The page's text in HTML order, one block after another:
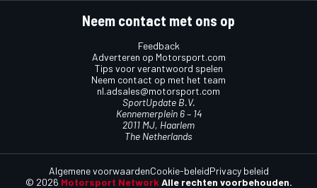
Neem contact met ons op
Feedback
Adverteren op Motorsport.com
Tips voor verantwoord spelen
Neem contact op met het team
nl.adsales@motorsport.com
SportUpdate B.V.
Kennemerplein 6 – 14
2011 MJ, Haarlem
The Netherlands
© 2026 Motorsport Network Alle rechten voorbehouden.
Algemene voorwaardenCookie-beleidPrivacy beleid